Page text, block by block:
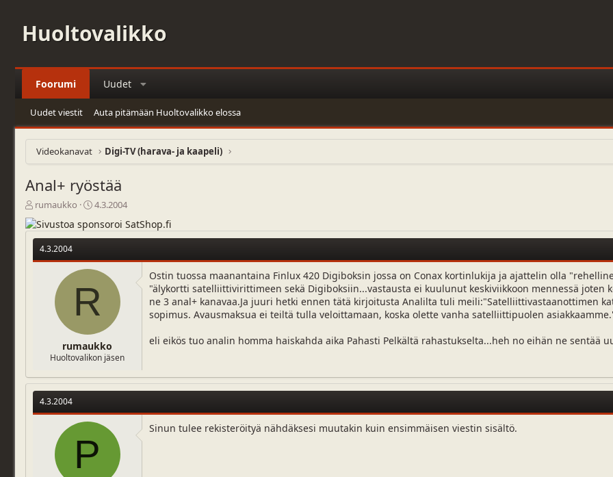
Huoltovalikko
Foorumi Uudet
Uudet viestit Auta pitämään Huoltovalikko elossa
Videokanavat Digi-TV (harava- ja kaapeli)
Anal+ ryöstää
V
i
e
s
i
o
i
t
rumaukko
A
o
i
u
p
ä
i
ä
m
ä
ä
r
4.3.2004
4.3.2004
R
rumaukko
Huoltovalikon jäsen
Ostin tuossa maanantaina Finlux 420 Digiboksin jossa on Conax kortinlukija ja ajattelin olla
"älykortti satelliittivirittimeen sekä Digiboksiin...vastausta ei kuulunut keskiviikkoon mennessä joten
ne 3 anal+ kanavaa.Ja juuri hetki ennen tätä kirjoitusta Analilta tuli meili:"Satelliittivastaanottimen
sopimus. Avausmaksua ei teiltä tulla veloittamaan, koska olette vanha satelliittipuolen
eli eikös tuo analin homma haiskahda aika Pahasti Pelkältä rahastukselta...heh no eihän ne sentää
4.3.2004
P
Sinun tulee rekisteröityä nähdäksesi muutakin kuin ensimmäisen viestin sisältö.